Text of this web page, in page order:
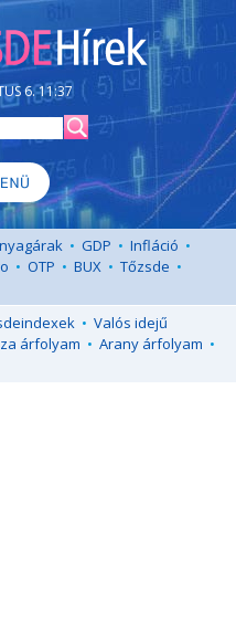
6. 11:37
• GDP • Infláció •
• OTP • BUX • Tőzsde •
• Valós idejű
árfolyam • Arany árfolyam •